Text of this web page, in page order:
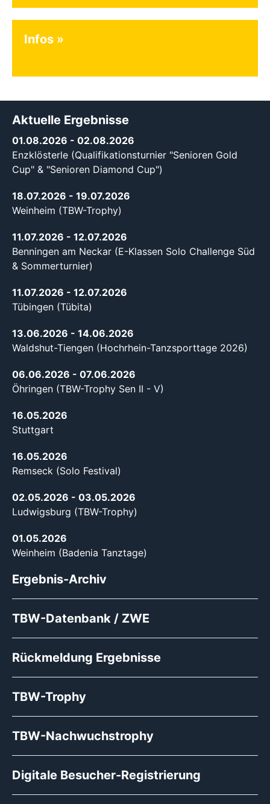
Infos
Aktuelle Ergebnisse
01.08.2026 - 02.08.2026
Enzklösterle (Qualifikationsturnier "Senioren Gold
Cup" & "Senioren Diamond Cup")
18.07.2026 - 19.07.2026
Weinheim (TBW-Trophy)
11.07.2026 - 12.07.2026
Benningen am Neckar (E-Klassen Solo Challenge Süd
& Sommerturnier)
11.07.2026 - 12.07.2026
Tübingen (Tübita)
13.06.2026 - 14.06.2026
Waldshut-Tiengen (Hochrhein-Tanzsporttage 2026)
06.06.2026 - 07.06.2026
Öhringen (TBW-Trophy Sen II - V)
16.05.2026
Stuttgart
16.05.2026
Remseck (Solo Festival)
02.05.2026 - 03.05.2026
Ludwigsburg (TBW-Trophy)
01.05.2026
Weinheim (Badenia Tanztage)
Ergebnis-Archiv
TBW-Datenbank / ZWE
Rückmeldung Ergebnisse
TBW-Trophy
TBW-Nachwuchstrophy
Digitale Besucher-Registrierung